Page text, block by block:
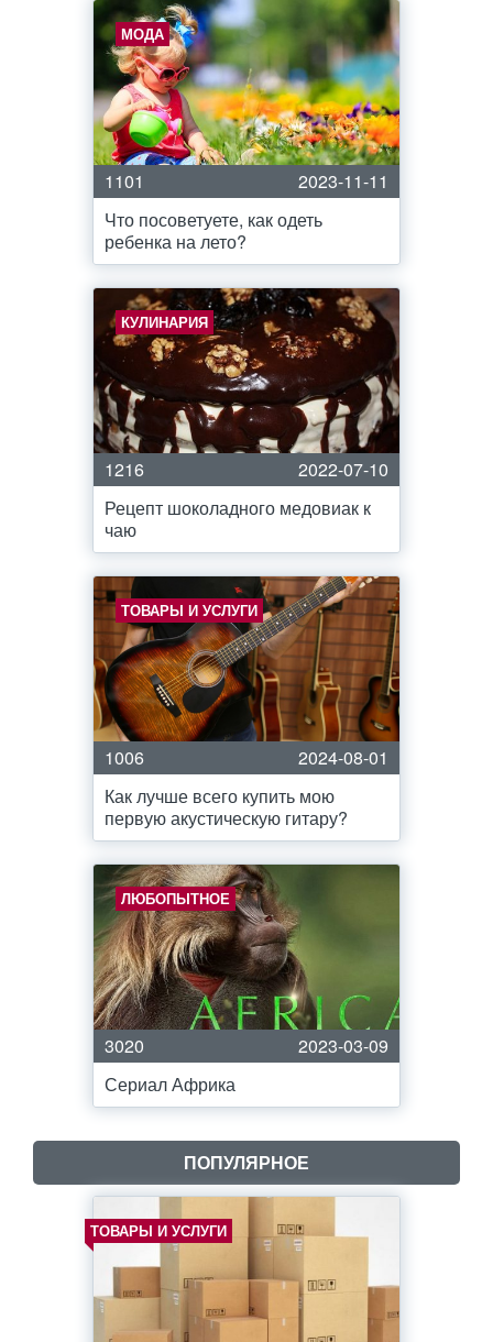
МОДА
1101
2023-11-11
Что посоветуете, как одеть
ребенка на лето?
КУЛИНАРИЯ
1216
2022-07-10
Рецепт шоколадного медовиак к
чаю
ТОВАРЫ И УСЛУГИ
1006
2024-08-01
Как лучше всего купить мою
первую акустическую гитару?
ЛЮБОПЫТНОЕ
3020
2023-03-09
Сериал Африка
ПОПУЛЯРНОЕ
ТОВАРЫ И УСЛУГИ